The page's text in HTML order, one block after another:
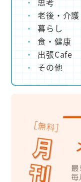
老後・介護
暮らし
食・健康
出張Cafe
その他